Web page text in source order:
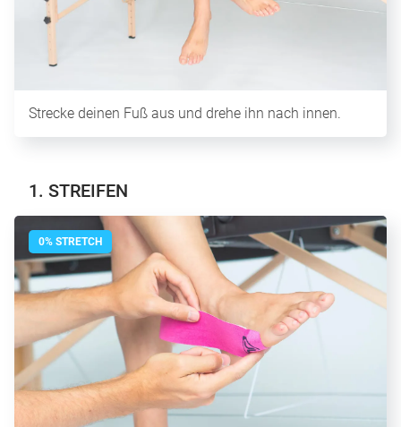
Strecke deinen Fuß aus und drehe ihn nach innen.
1. STREIFEN
0% STRETCH